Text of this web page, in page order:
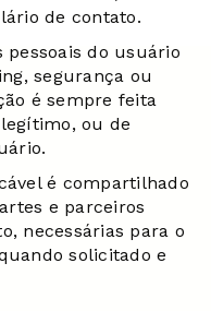
de contato.
do usuário
segurança ou
é sempre feita
ou de
é compartilhado
e parceiros
necessárias para o
solicitado e